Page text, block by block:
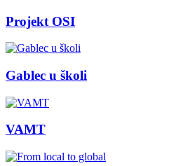
Projekt OSI
Gablec u školi
VAMT